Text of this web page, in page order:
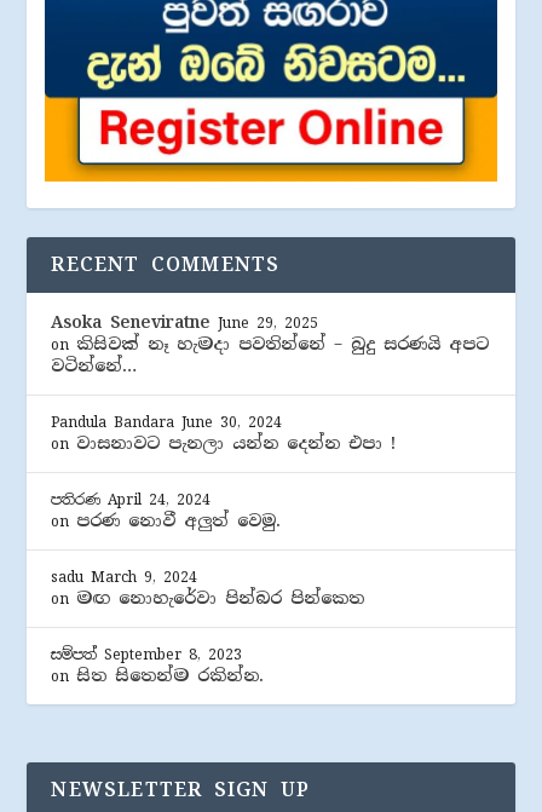
RECENT COMMENTS
Asoka Seneviratne June 29, 2025
on කිසිවක් නෑ හැමදා පවතින්නේ – බුදු සරණයි අපට
වටින්නේ…
Pandula Bandara June 30, 2024
on වාසනාවට පැනලා යන්න දෙන්න එපා !
පතිරණ April 24, 2024
on පරණ නොවී අලුත් වෙමු.
sadu March 9, 2024
on මඟ නොහැරේවා පින්බර පින්කෙත
සම්පත් September 8, 2023
onසිත සිතෙන්ම රකින්න.
NEWSLETTER SIGN UP